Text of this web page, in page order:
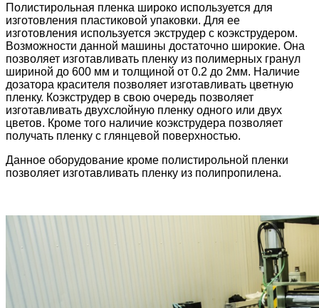
Полистирольная пленка широко используется для
изготовления пластиковой упаковки. Для ее
изготовления используется экструдер с коэкструдером.
Возможности данной машины достаточно широкие. Она
позволяет изготавливать пленку из полимерных гранул
шириной до 600 мм и толщиной от 0.2 до 2мм. Наличие
дозатора красителя позволяет изготавливать цветную
пленку. Коэкструдер в свою очередь позволяет
изготавливать двухслойную пленку одного или двух
цветов. Кроме того наличие коэкструдера позволяет
получать пленку с глянцевой поверхностью.
Данное оборудование кроме полистирольной пленки
позволяет изготавливать пленку из полипропилена.